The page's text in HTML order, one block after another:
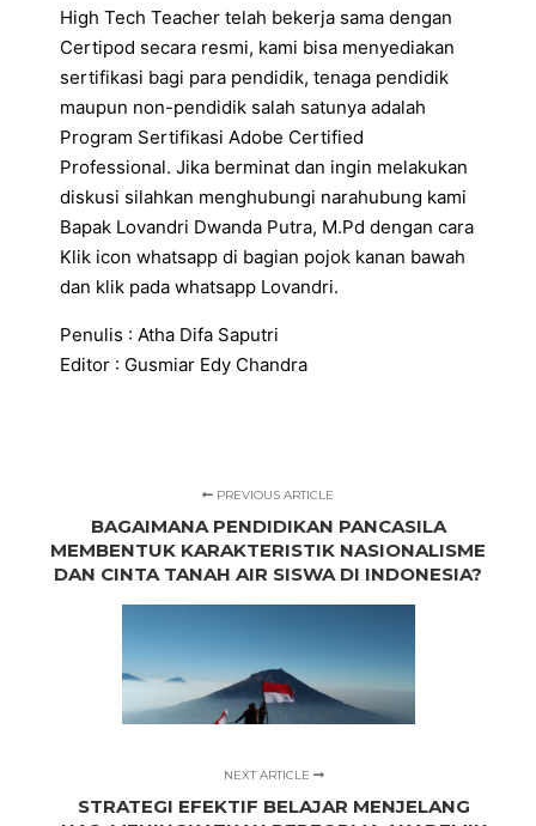
High Tech Teacher telah bekerja sama dengan
Certipod secara resmi, kami bisa menyediakan
sertifikasi bagi para pendidik, tenaga pendidik
maupun non-pendidik salah satunya adalah
Program Sertifikasi Adobe Certified
Professional. Jika berminat dan ingin melakukan
diskusi silahkan menghubungi narahubung kami
Bapak Lovandri Dwanda Putra, M.Pd dengan cara
Klik icon whatsapp di bagian pojok kanan bawah
dan klik pada whatsapp Lovandri.
Penulis : Atha Difa Saputri
Editor : Gusmiar Edy Chandra
PREVIOUS ARTICLE
BAGAIMANA PENDIDIKAN PANCASILA
MEMBENTUK KARAKTERISTIK NASIONALISME
DAN CINTA TANAH AIR SISWA DI INDONESIA?
NEXT ARTICLE
STRATEGI EFEKTIF BELAJAR MENJELANG